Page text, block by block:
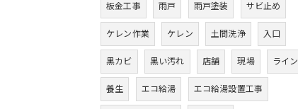
板金工事 雨戸 雨戸塗装 サビ止め
ケレン作業 ケレン 土間洗浄 入口
黒カビ 黒い汚れ 店舗 現場 ライン
養生 エコ給湯 エコ給湯設置工事